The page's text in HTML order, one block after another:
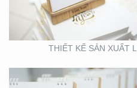
THIẾT KẾ SẢN XUẤT